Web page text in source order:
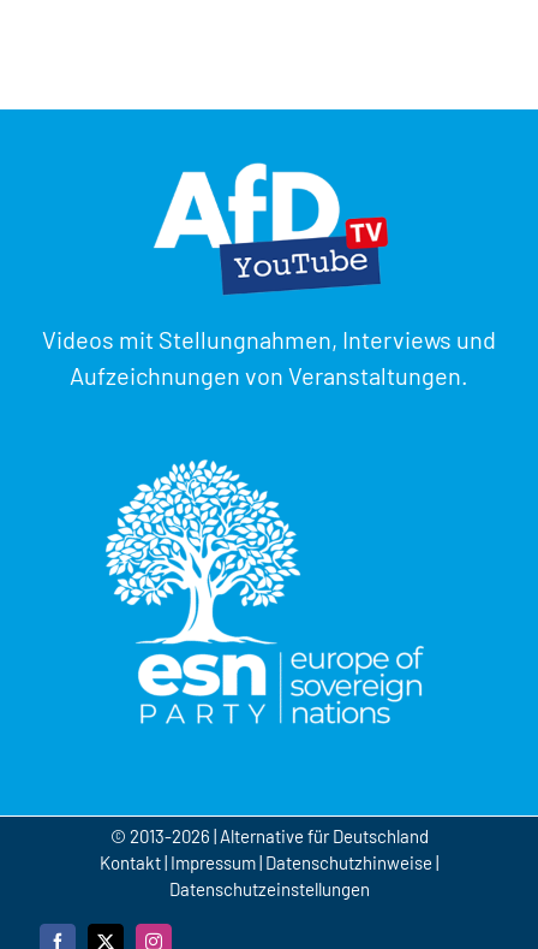
Videos mit Stellungnahmen, Interviews und
Aufzeichnungen von Veranstaltungen.
© 2013-2026 | Alternative für Deutschland
Kontakt| Impressum| Datenschutzhinweise |
Datenschutzeinstellungen